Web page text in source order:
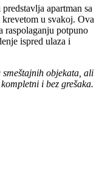
apartman sa
krevetom u svakoj. Ova
raspolaganju potpuno
ispred ulaza i
objekata, ali
i bez grešaka.